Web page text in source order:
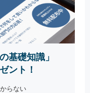
基礎知識」
ント！
らない